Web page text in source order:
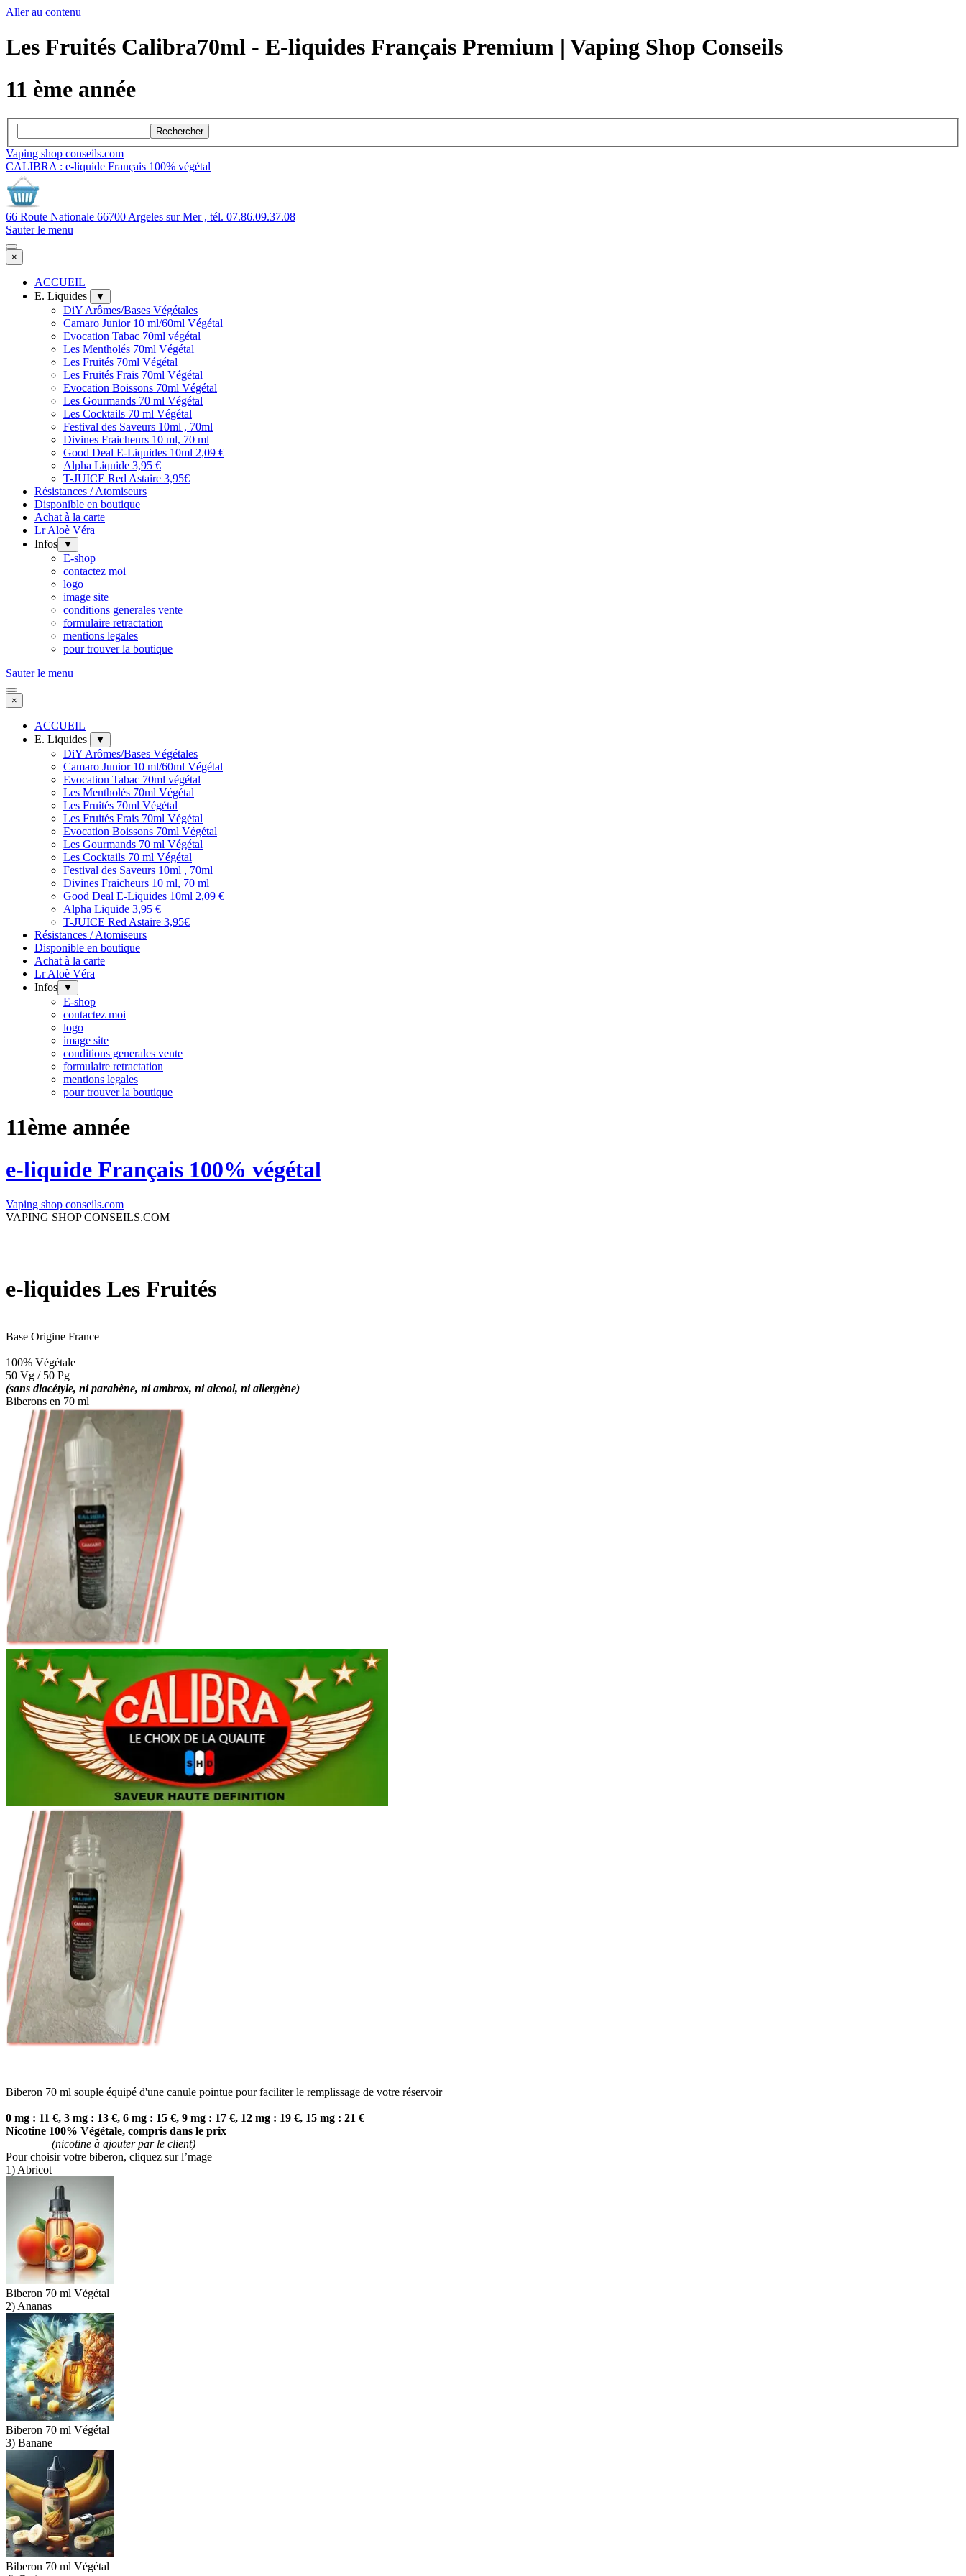
Aller au contenu
Les Fruités Calibra70ml - E-liquides Français Premium | Vaping Shop Conseils
11 ème année
Rechercher
Vaping shop conseils.com
CALIBRA : e-liquide Français 100% végétal
66 Route Nationale 66700 Argeles sur Mer , tél. 07.86.09.37.08
Sauter le menu
×
ACCUEIL
E. Liquides
▼
DiY Arômes/Bases Végétales
Camaro Junior 10 ml/60ml Végétal
Evocation Tabac 70ml végétal
Les Mentholés 70ml Végétal
Les Fruités 70ml Végétal
Les Fruités Frais 70ml Végétal
Evocation Boissons 70ml Végétal
Les Gourmands 70 ml Végétal
Les Cocktails 70 ml Végétal
Festival des Saveurs 10ml , 70ml
Divines Fraicheurs 10 ml, 70 ml
Good Deal E-Liquides 10ml 2,09 €
Alpha Liquide 3,95 €
T-JUICE Red Astaire 3,95€
Résistances / Atomiseurs
Disponible en boutique
Achat à la carte
Lr Aloè Véra
Infos
▼
E-shop
contactez moi
logo
image site
conditions generales vente
formulaire retractation
mentions legales
pour trouver la boutique
Sauter le menu
×
ACCUEIL
E. Liquides
▼
DiY Arômes/Bases Végétales
Camaro Junior 10 ml/60ml Végétal
Evocation Tabac 70ml végétal
Les Mentholés 70ml Végétal
Les Fruités 70ml Végétal
Les Fruités Frais 70ml Végétal
Evocation Boissons 70ml Végétal
Les Gourmands 70 ml Végétal
Les Cocktails 70 ml Végétal
Festival des Saveurs 10ml , 70ml
Divines Fraicheurs 10 ml, 70 ml
Good Deal E-Liquides 10ml 2,09 €
Alpha Liquide 3,95 €
T-JUICE Red Astaire 3,95€
Résistances / Atomiseurs
Disponible en boutique
Achat à la carte
Lr Aloè Véra
Infos
▼
E-shop
contactez moi
logo
image site
conditions generales vente
formulaire retractation
mentions legales
pour trouver la boutique
11ème année
e-liquide Français 100% végétal
Vaping shop conseils.com
VAPING SHOP CONSEILS.COM
e-liquides Les Fruités
Base Origine France
100% Végétale
50 Vg / 50 Pg
(sans diacétyle, ni parabène, ni ambrox, ni alcool, ni allergène)
Biberons en 70 ml
Biberon 70 ml souple équipé d'une canule pointue pour faciliter le remplissage de votre réservoir
0 mg : 11 €, 3 mg : 13 €, 6 mg : 15 €, 9 mg : 17 €, 12 mg : 19 €, 15 mg : 21 €
Nicotine 100% Végétale, compris dans le prix
(nicotine à ajouter par le client)
Pour choisir votre biberon, cliquez sur l’mage
1) Abricot
Biberon 70 ml Végétal
2) Ananas
Biberon 70 ml Végétal
3) Banane
Biberon 70 ml Végétal